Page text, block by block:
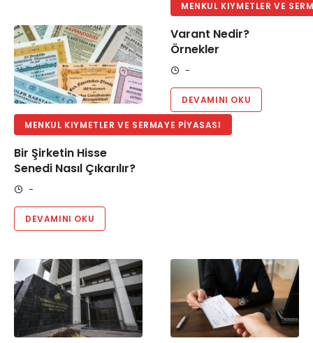
MENKUL KIYMETLER VE SERMAYE PIYASASI
Bir Şirketin Hisse
Senedi Nasıl Çıkarılır?
-
DEVAMINI OKU
MENKUL KIYMETLER VE
Varant Nedir?
Örnekler
-
DEVAMINI OKU